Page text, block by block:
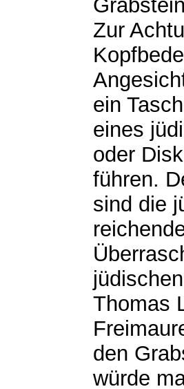
Zur
ein
eines
oder
führen.
sind die
Thomas
den
würde